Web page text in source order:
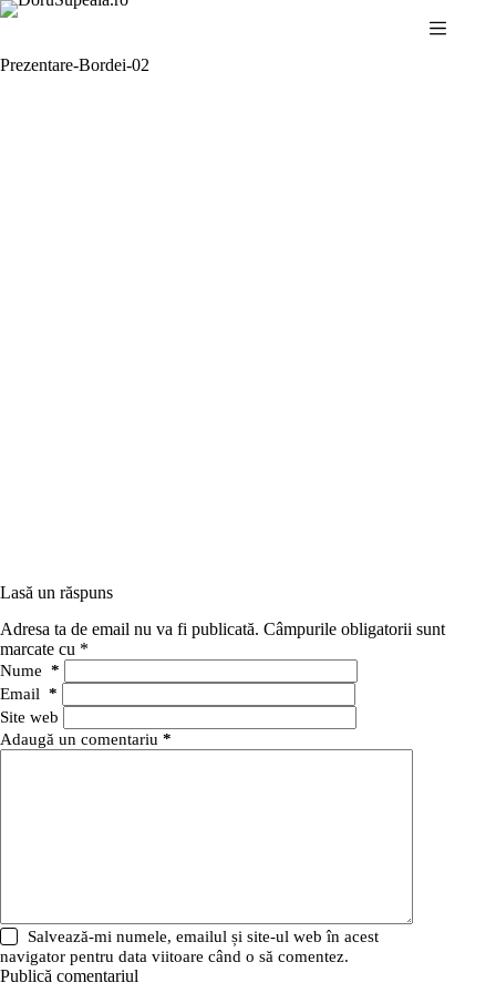
Sari
Prezentare-Bordei-02
Lasă un răspuns
Adresa ta de email nu va fi publicată. Câmpurile obligatorii sunt
marcate cu *
Nume *
Email *
Site web
Adaugă un comentariu *
Salvează-mi numele, emailul și site-ul web în acest
navigator pentru data viitoare când o să comentez.
Publică comentariul